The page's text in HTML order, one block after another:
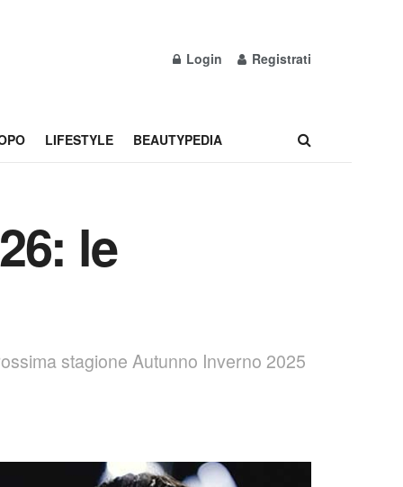
Login Registrati
LIFESTYLE BEAUTYPEDIA
le
stagione Autunno Inverno 2025